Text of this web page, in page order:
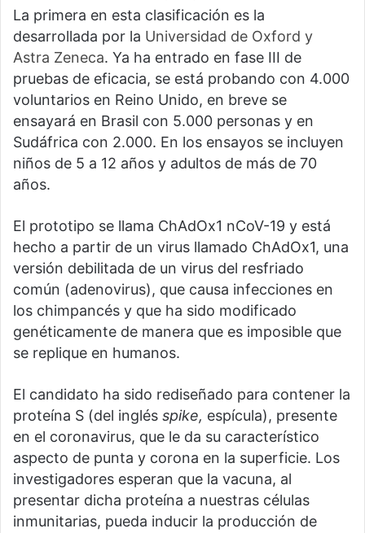
La primera en esta clasificación es la
desarrollada por la Universidad de Oxford y
Astra Zeneca. Ya ha entrado en fase III de
pruebas de eficacia, se está probando con 4.000
voluntarios en Reino Unido, en breve se
ensayará en Brasil con 5.000 personas y en
Sudáfrica con 2.000. En los ensayos se incluyen
niños de 5 a 12 años y adultos de más de 70
años.
El prototipo se llama ChAdOx1 nCoV-19 y está
hecho a partir de un virus llamado ChAdOx1, una
versión debilitada de un virus del resfriado
común (adenovirus), que causa infecciones en
los chimpancés y que ha sido modificado
genéticamente de manera que es imposible que
se replique en humanos.
El candidato ha sido rediseñado para contener la
proteína S (del inglés spike, espícula), presente
en el coronavirus, que le da su característico
aspecto de punta y corona en la superficie. Los
investigadores esperan que la vacuna, al
presentar dicha proteína a nuestras células
inmunitarias, pueda inducir la producción de